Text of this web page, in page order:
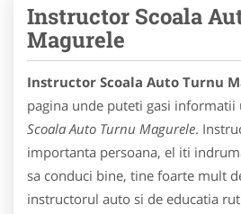
Instructor Scoala
Magurele
Instructor Scoala Auto Turnu
pagina unde puteti gasi informatii
Scoala Auto Turnu Magurele.
importanta persoana, el iti
sa conduci bine, tine foarte mult
instructorul auto si de educatia